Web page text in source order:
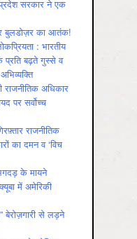
सरकार ने एक
बुलडोज़र का आतंक!
: भारतीय
प्रति बढ़ते गुस्‍से व
राजनीतिक अधिकार
पर सर्वोच्च
राजनीतिक
का दमन व ‘विच
के मायने
में अमेरिकी
बेरोज़गारी से लड़ने